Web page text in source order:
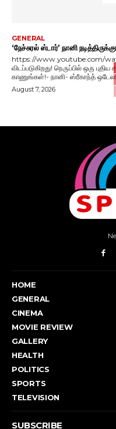
GENERAL
‘நேச்சுரல் ஸ்டார்’ நானி
https://www.youtube.com/
விடப்படுகிறது! நெருப்பில் ஒரு
காணுங்கள்!- நானி- ஸ்ரீகாந்த்
August 7, 2026
HOME
GENERAL
CINEMA
MOVIE REVIEW
GALLERY
HEALTH
POLITICS
SPORTS
TELEVISION
SUBSCRIBE